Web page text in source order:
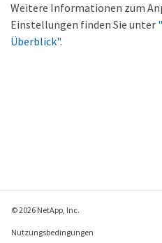
Weitere Informationen zum
Einstellungen finden Sie unter
Überblick".
© 2026 NetApp, Inc.
Nutzungsbedingungen